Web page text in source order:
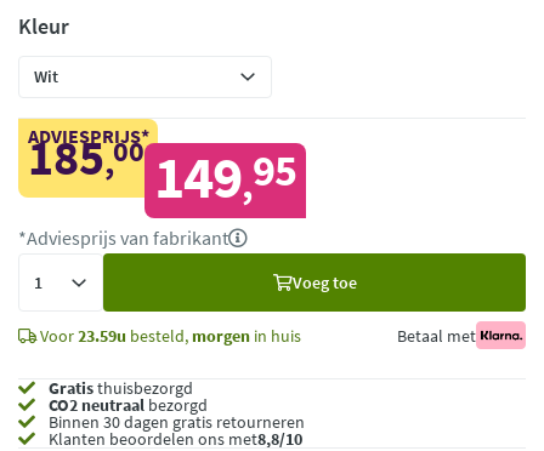
Kleur
ADVIESPRIJS*
185,00 149,95
*Adviesprijs van fabrikant
Voeg toe
Voor23.59u besteld, morgen in huis Betaal met
Gratisthuisbezorgd
CO2 neutraal bezorgd
Binnen 30 dagen gratis retourneren
Klanten beoordelen ons met8,8/10